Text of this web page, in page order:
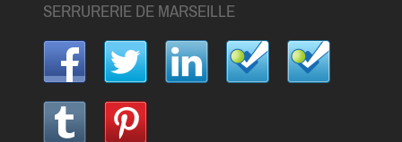
SERRURERIE DE MARSEILLE